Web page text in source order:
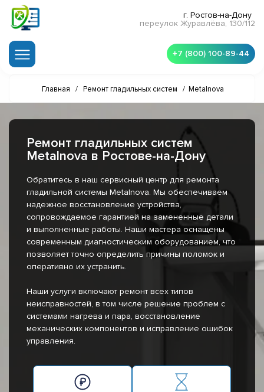
г. Ростов-на-Дону
переулок Журавлёва, 130/112
+7 (800) 100-89-44
Главная / Ремонт гладильных систем / Metalnova
Ремонт гладильных систем
Metalnova в Ростове-на-Дону
Обратитесь в наш сервисный центр для ремонта
гладильной системы Metalnova. Мы обеспечиваем
надежное восстановление устройства,
сопровождаемое гарантией на замененные детали
и выполненные работы. Наши мастера оснащены
современным диагностическим оборудованием, что
позволяет точно определить причины поломок и
оперативно их устранить.
Наши услуги включают ремонт всех типов
неисправностей, в том числе решение проблем с
системами нагрева и пара, восстановление
механических компонентов и исправление ошибок
управления.